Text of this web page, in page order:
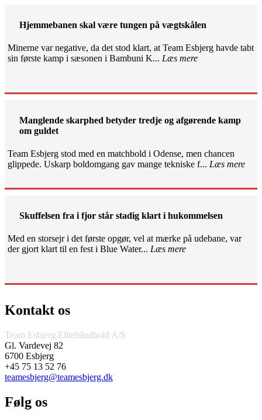
Hjemmebanen skal være tungen på vægtskålen
Minerne var negative, da det stod klart, at Team Esbjerg havde tabt
sin første kamp i sæsonen i Bambuni K... Læs mere
Manglende skarphed betyder tredje og afgørende kamp
om guldet
Team Esbjerg stod med en matchbold i Odense, men chancen
glippede. Uskarp boldomgang gav mange tekniske f... Læs mere
Skuffelsen fra i fjor står stadig klart i hukommelsen
Med en storsejr i det første opgør, vel at mærke på udebane, var
der gjort klart til en fest i Blue Water... Læs mere
Kontakt os
Team Esbjerg Elitehåndbold A/S
Gl. Vardevej 82
6700 Esbjerg
+45 75 13 52 76
teamesbjerg@teamesbjerg.dk
Følg os